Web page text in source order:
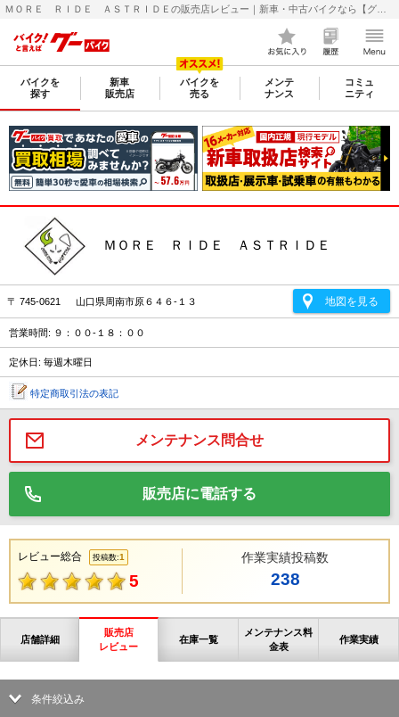
バイクを
探す
新車
販売店
バイクを
売る
メンテ
ナンス
コミュ
ニティ
ＭＯＲＥ ＲＩＤＥ ＡＳＴＲＩＤＥ
〒 745-0621 山口県周南市原６４６-１３ 地図を見る
営業時間: ９：００-１８：００
定休日: 毎週木曜日
特定商取引法の表記
メンテナンス問合せ
販売店に電話する
レビュー総合 投稿数:1
5
作業実績投稿数
238
店舗詳細
販売店
レビュー
在庫一覧
メンテナンス料
金表
作業実績
条件絞込み